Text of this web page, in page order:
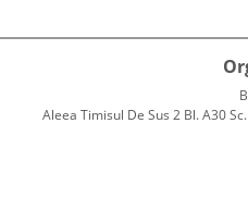
Aleea Timisul De Sus 2 Bl. A30 Sc.